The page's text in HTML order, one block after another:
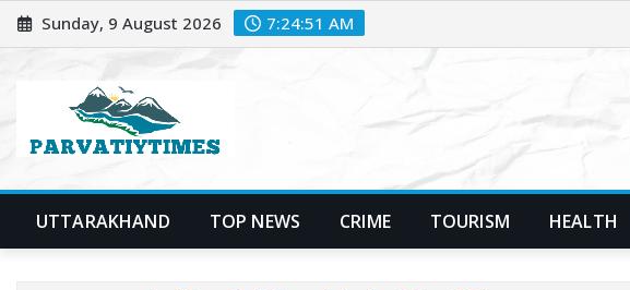
Skip
to
Sunday, 9 August 2026 7:24:52 AM
UTTARAKHAND TOP NEWS CRIME TOURISM HEALTH